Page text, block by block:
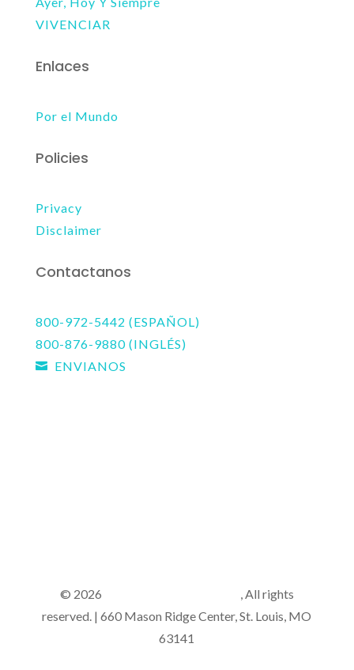
VIVENCIAR
Enlaces
Por el Mundo
Policies
Privacy
Disclaimer
Contactanos
800-972-5442 (ESPAÑOL)
800-876-9880 (INGLÉS)
 ENVIANOS
© 2026
, All rights
reserved. | 660 Mason Ridge Center, St. Louis, MO
63141